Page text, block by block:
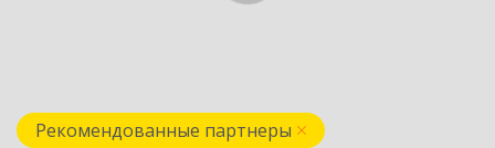
Рекомендованные партнеры